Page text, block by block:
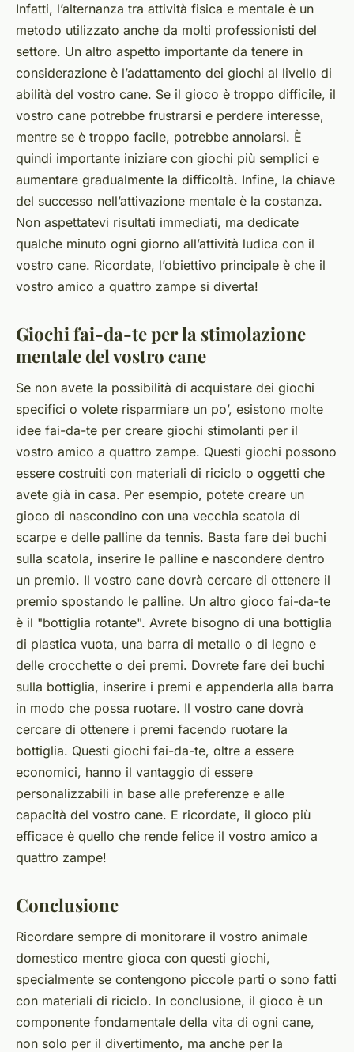
Infatti, l’alternanza tra attività fisica e mentale è un
metodo utilizzato anche da molti professionisti del
settore. Un altro aspetto importante da tenere in
considerazione è l’adattamento dei giochi al livello di
abilità del vostro cane. Se il gioco è troppo difficile, il
vostro cane potrebbe frustrarsi e perdere interesse,
mentre se è troppo facile, potrebbe annoiarsi. È
quindi importante iniziare con giochi più semplici e
aumentare gradualmente la difficoltà. Infine, la chiave
del successo nell’attivazione mentale è la costanza.
Non aspettatevi risultati immediati, ma dedicate
qualche minuto ogni giorno all’attività ludica con il
vostro cane. Ricordate, l’obiettivo principale è che il
vostro amico a quattro zampe si diverta!
Giochi fai-da-te per la stimolazione
mentale del vostro cane
Se non avete la possibilità di acquistare dei giochi
specifici o volete risparmiare un po’, esistono molte
idee fai-da-te per creare giochi stimolanti per il
vostro amico a quattro zampe. Questi giochi possono
essere costruiti con materiali di riciclo o oggetti che
avete già in casa. Per esempio, potete creare un
gioco di nascondino con una vecchia scatola di
scarpe e delle palline da tennis. Basta fare dei buchi
sulla scatola, inserire le palline e nascondere dentro
un premio. Il vostro cane dovrà cercare di ottenere il
premio spostando le palline. Un altro gioco fai-da-te
è il "bottiglia rotante". Avrete bisogno di una bottiglia
di plastica vuota, una barra di metallo o di legno e
delle crocchette o dei premi. Dovrete fare dei buchi
sulla bottiglia, inserire i premi e appenderla alla barra
in modo che possa ruotare. Il vostro cane dovrà
cercare di ottenere i premi facendo ruotare la
bottiglia. Questi giochi fai-da-te, oltre a essere
economici, hanno il vantaggio di essere
personalizzabili in base alle preferenze e alle
capacità del vostro cane. E ricordate, il gioco più
efficace è quello che rende felice il vostro amico a
quattro zampe!
Conclusione
Ricordare sempre di monitorare il vostro animale
domestico mentre gioca con questi giochi,
specialmente se contengono piccole parti o sono fatti
con materiali di riciclo. In conclusione, il gioco è un
componente fondamentale della vita di ogni cane,
non solo per il divertimento, ma anche per la